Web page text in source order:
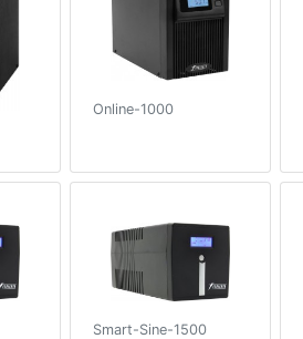
Online-1000
Smart-Sine-1500